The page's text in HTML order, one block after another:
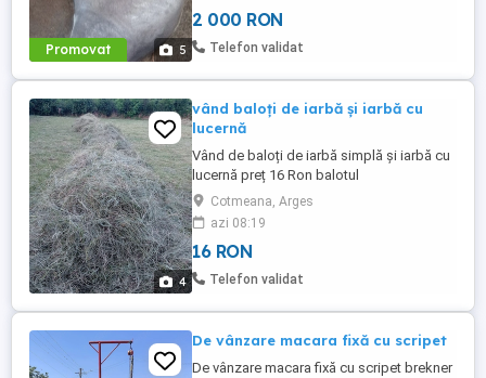
Promovat 5
2 000 RON
Telefon validat
4
vând baloți de iarbă și iarbă cu
lucernă
Vând de baloți de iarbă simplă și iarbă cu
lucernă preț 16 Ron balotul
Cotmeana, Arges
azi 08:19
16 RON
Telefon validat
De vânzare macara fixă cu scripet
De vânzare macara fixă cu scripet brekner